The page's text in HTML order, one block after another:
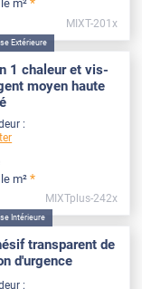
le m² *
MIXT-201x
Extérieure
1 chaleur et vis-
moyen haute
:
le m² *
MIXTplus-242x
Intérieure
transparent de
d'urgence
: